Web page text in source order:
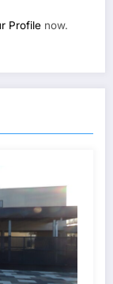
Profile now.